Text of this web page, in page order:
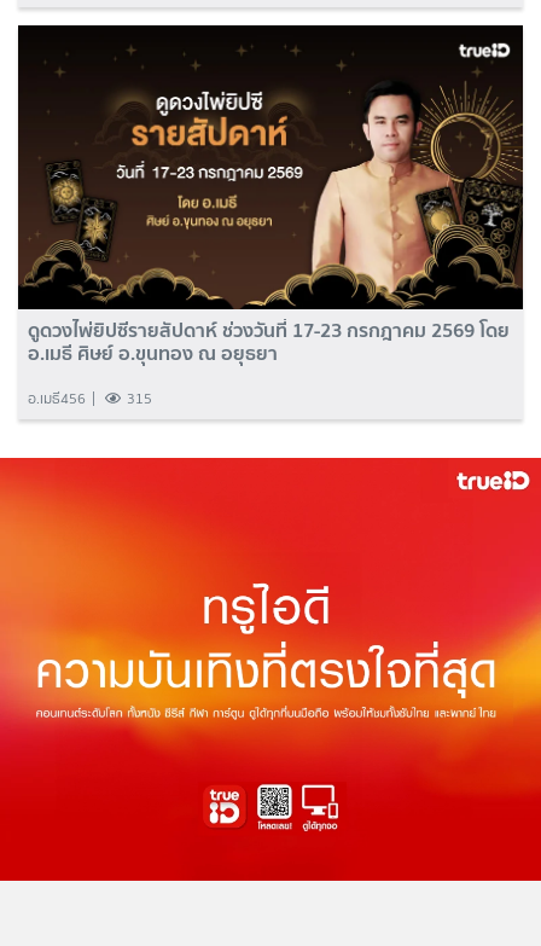
ดูดวงไพ่ยิปซีรายสัปดาห์ ช่วงวันที่ 17-23 กรกฎาคม 2569 โดย
อ.เมธี ศิษย์ อ.ขุนทอง ณ อยุธยา
อ.เมธี456 315